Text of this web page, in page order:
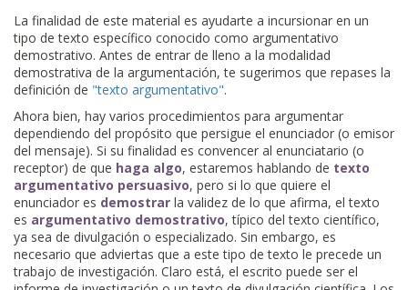
La finalidad de este material es ayudarte a incursionar en un
tipo de texto específico conocido como argumentativo
demostrativo. Antes de entrar de lleno a la modalidad
demostrativa de la argumentación, te sugerimos que repases la
definición de "texto argumentativo".
Ahora bien, hay varios procedimientos para argumentar
dependiendo del propósito que persigue el enunciador (o emisor
del mensaje). Si su finalidad es convencer al enunciatario (o
receptor) de que haga algo, estaremos hablando de texto
argumentativo persuasivo, pero si lo que quiere el
enunciador es demostrar la validez de lo que afirma, el texto
es argumentativo demostrativo, típico del texto científico,
ya sea de divulgación o especializado. Sin embargo, es
necesario que adviertas que a este tipo de texto le precede un
trabajo de investigación. Claro está, el escrito puede ser el